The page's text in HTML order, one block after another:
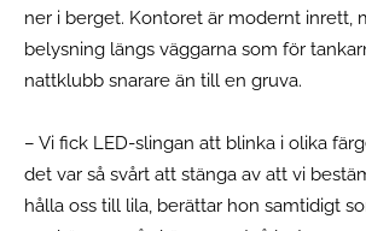
ner i berget. Kontoret är modernt inrett,
belysning längs väggarna som för
nattklubb snarare än till en gruva.
– Vi fick LED-slingan att blinka i olika
det var så svårt att stänga av att vi
hålla oss till lila, berättar hon samtidigt